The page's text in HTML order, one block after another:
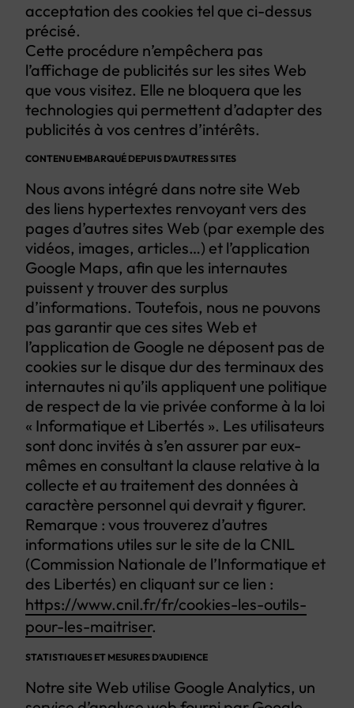
acceptation des cookies tel que ci-dessus
précisé.
Cette procédure n’empêchera pas
l’affichage de publicités sur les sites Web
que vous visitez. Elle ne bloquera que les
technologies qui permettent d’adapter des
publicités à vos centres d’intérêts.
CONTENU EMBARQUÉ DEPUIS D’AUTRES SITES
Nous avons intégré dans notre site Web
des liens hypertextes renvoyant vers des
pages d’autres sites Web (par exemple des
vidéos, images, articles…) et l’application
Google Maps, afin que les internautes
puissent y trouver des surplus
d’informations. Toutefois, nous ne pouvons
pas garantir que ces sites Web et
l’application de Google ne déposent pas de
cookies sur le disque dur des terminaux des
internautes ni qu’ils appliquent une politique
de respect de la vie privée conforme à la loi
« Informatique et Libertés ». Les utilisateurs
sont donc invités à s’en assurer par eux-
mêmes en consultant la clause relative à la
collecte et au traitement des données à
caractère personnel qui devrait y figurer.
Remarque : vous trouverez d’autres
informations utiles sur le site de la CNIL
(Commission Nationale de l’Informatique et
des Libertés) en cliquant sur ce lien :
https://www.cnil.fr/fr/cookies-les-outils-
pour-les-maitriser.
STATISTIQUES ET MESURES D’AUDIENCE
Notre site Web utilise Google Analytics, un